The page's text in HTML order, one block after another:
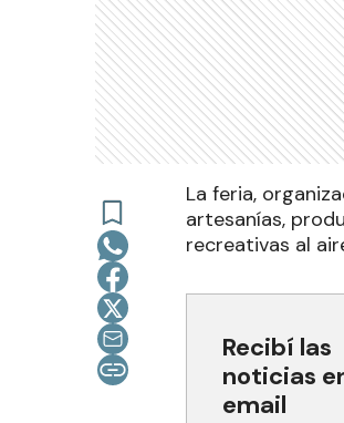
La feria,
artesanías,
recreativas al
Recibí las
noticias
email